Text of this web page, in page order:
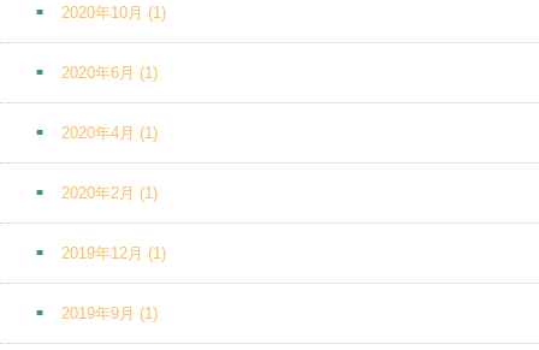
2020年10月 (1)
2020年6月 (1)
2020年4月 (1)
2020年2月 (1)
2019年12月 (1)
2019年9月 (1)